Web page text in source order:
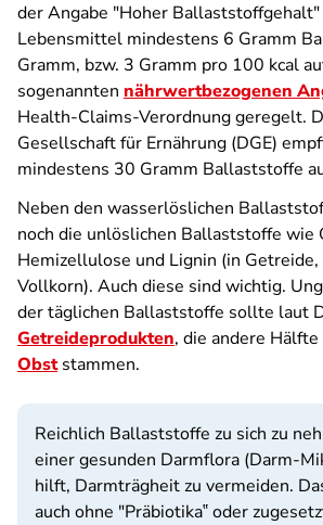
der Angabe "Hoher Ballaststoffgehalt"
Lebensmittel mindestens 6 Gramm
Gramm, bzw. 3 Gramm pro 100 kcal
sogenannten nährwertbezogenen
Health-Claims-Verordnung geregelt.
Gesellschaft für Ernährung (DGE)
mindestens 30 Gramm Ballaststoffe
Neben den wasserlöslichen
noch die unlöslichen Ballaststoffe wie
Hemizellulose und Lignin (in
Vollkorn). Auch diese sind wichtig.
der täglichen Ballaststoffe sollte laut
Getreideprodukten, die andere Hälfte
Obststammen.
Reichlich Ballaststoffe zu sich zu
einer gesunden Darmflora (Darm-
hilft, Darmträgheit zu vermeiden.
auch ohne "Präbiotika‟ oder